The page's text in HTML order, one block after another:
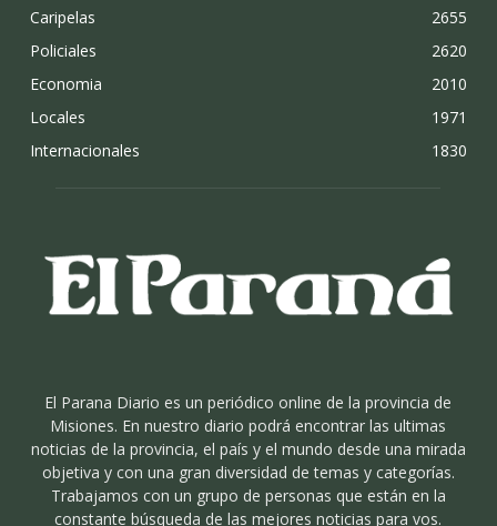
Caripelas
2655
Policiales
2620
Economia
2010
Locales
1971
Internacionales
1830
El Parana Diario es un periódico online de la provincia de
Misiones. En nuestro diario podrá encontrar las ultimas
noticias de la provincia, el país y el mundo desde una mirada
objetiva y con una gran diversidad de temas y categorías.
Trabajamos con un grupo de personas que están en la
constante búsqueda de las mejores noticias para vos.